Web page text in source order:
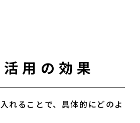
用の効果
れることで、具体的にどのよ